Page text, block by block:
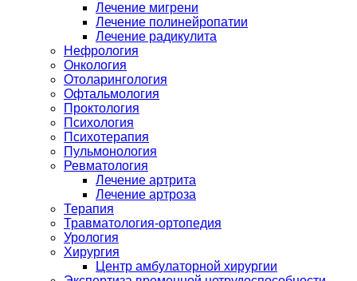
Лечение мигрени
Лечение полинейропатии
Лечение радикулита
Нефрология
Онкология
Отоларингология
Офтальмология
Проктология
Психология
Психотерапия
Пульмонология
Ревматология
Лечение артрита
Лечение артроза
Терапия
Травматология-ортопедия
Урология
Хирургия
Центр амбулаторной хирургии